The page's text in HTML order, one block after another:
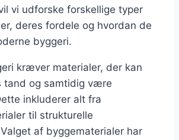
vi udforske forskellige typer
deres fordele og hvordan de
byggeri.
kræver materialer, der kan
tand og samtidig være
inkluderer alt fra
til strukturelle
af byggematerialer har